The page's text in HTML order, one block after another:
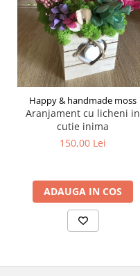
Happy & handmade moss
Aranjament cu licheni in
cutie inima
150,00 Lei
ADAUGA IN COS